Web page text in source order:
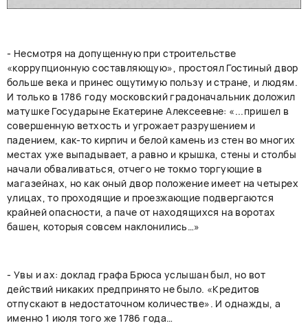
- Несмотря на допущенную при строительстве
«коррупционную составляющую», простоял Гостиный двор
больше века и принес ощутимую пользу и стране, и людям.
И только в 1786 году московский градоначальник доложил
матушке Государыне Екатерине Алексеевне: «...пришел в
совершенную ветхость и угрожает разрушением и
падением, как-то кирпич и белой камень из стен во многих
местах уже выпадывает, а равно и крышка, стены и столбы
начали обваливаться, отчего не токмо торгующие в
магазейнах, но как оный двор положение имеет на четырех
улицах, то проходящие и проезжающие подвергаются
крайней опасности, а паче от находящихся на воротах
башен, которыя совсем наклонились…»
- Увы и ах: доклад графа Брюса услышан был, но вот
действий никаких предпринято не было. «Кредитов
отпускают в недостаточном количестве». И однажды, а
именно 1 июля того же 1786 года…